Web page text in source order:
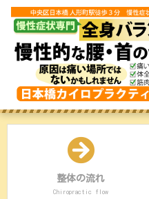
整体の流れ
Chiropractic flow